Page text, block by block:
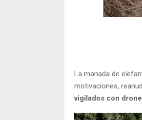
La manada de
motivaciones,
vigilados con